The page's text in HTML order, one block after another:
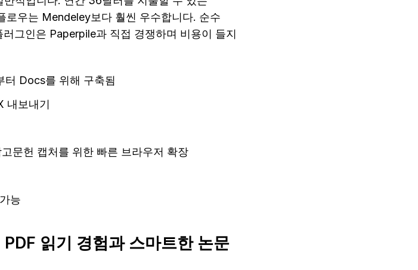
우는 Mendeley보다 훨씬 우수합니다. 순수
그인은 Paperpile과 직접 경쟁하며 비용이 들지
Docs를 위해 구축됨
내보내기
문헌 캡처를 위한 빠른 브라우저 확장
능
읽기 경험과 스마트한 논문